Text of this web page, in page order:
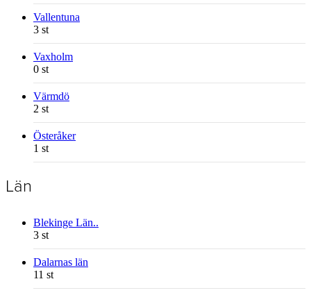
Vallentuna
3 st
Vaxholm
0 st
Värmdö
2 st
Österåker
1 st
Län
Blekinge Län..
3 st
Dalarnas län
11 st